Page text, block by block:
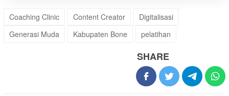
Coaching Clinic Content Creator
Digitalisasi
Generasi Muda
Kabupaten Bone pelatihan
SHARE